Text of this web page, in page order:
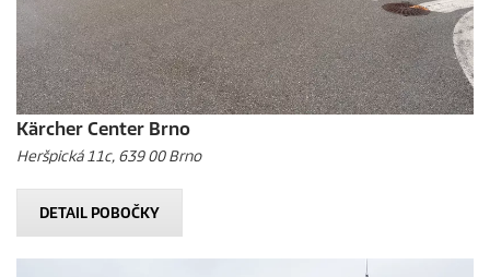
Kärcher Center Brno
Heršpická 11c, 639 00 Brno
DETAIL POBOČKY